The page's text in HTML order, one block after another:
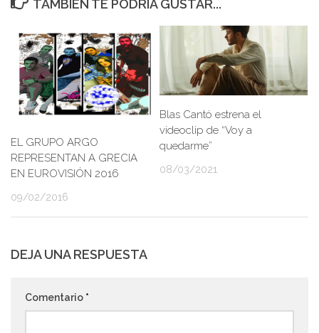
TAMBIÉN TE PODRÍA GUSTAR...
EL GRUPO ARGO
REPRESENTAN A GRECIA
EN EUROVISIÓN 2016
09/02/2016
Blas Cantó estrena el
videoclip de “Voy a
quedarme”
08/03/2021
DEJA UNA RESPUESTA
Comentario *